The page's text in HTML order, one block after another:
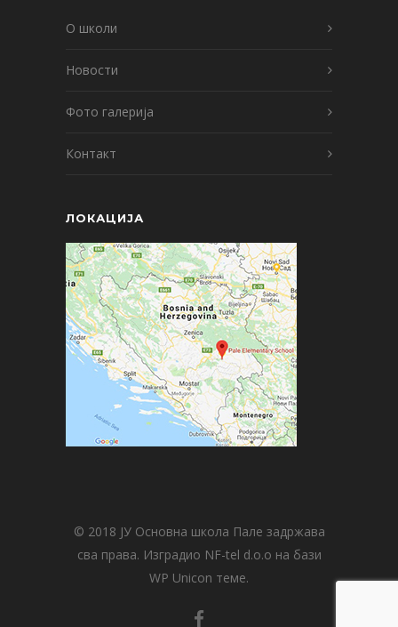
О школи
Новости
Фото галерија
Контакт
ЛОКАЦИЈА
© 2018 ЈУ Основна школа Пале задржава
сва права. Изградио NF-tel d.o.o на бази
WP Unicon теме.